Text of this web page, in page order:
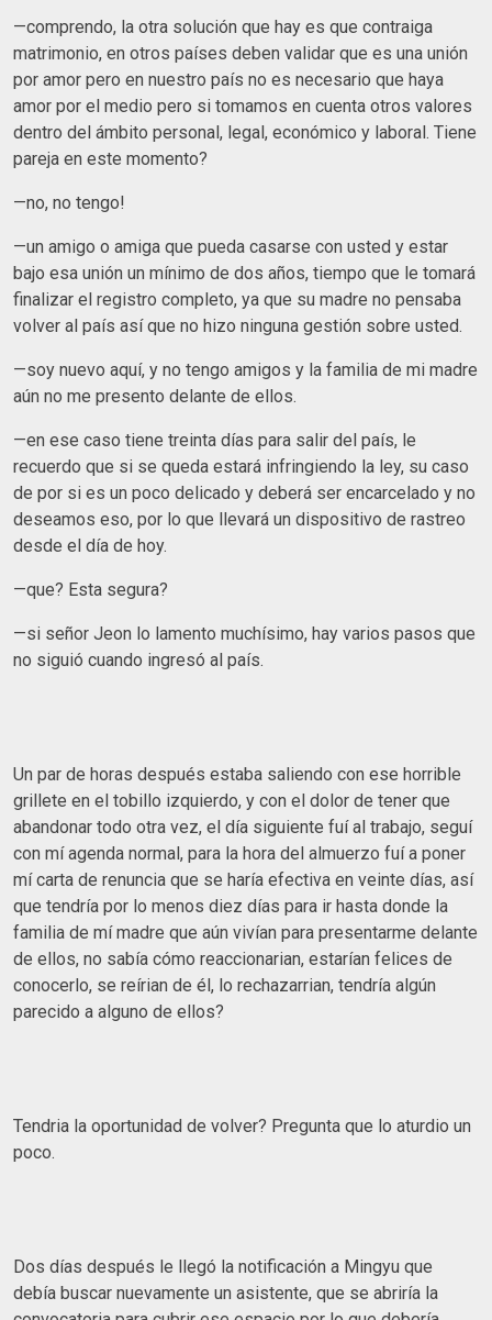
—comprendo, la otra solución que hay es que contraiga
matrimonio, en otros países deben validar que es una unión
por amor pero en nuestro país no es necesario que haya
amor por el medio pero si tomamos en cuenta otros valores
dentro del ámbito personal, legal, económico y laboral. Tiene
pareja en este momento?
—no, no tengo!
—un amigo o amiga que pueda casarse con usted y estar
bajo esa unión un mínimo de dos años, tiempo que le tomará
finalizar el registro completo, ya que su madre no pensaba
volver al país así que no hizo ninguna gestión sobre usted.
—soy nuevo aquí, y no tengo amigos y la familia de mi madre
aún no me presento delante de ellos.
—en ese caso tiene treinta días para salir del país, le
recuerdo que si se queda estará infringiendo la ley, su caso
de por si es un poco delicado y deberá ser encarcelado y no
deseamos eso, por lo que llevará un dispositivo de rastreo
desde el día de hoy.
—que? Esta segura?
—si señor Jeon lo lamento muchísimo, hay varios pasos que
no siguió cuando ingresó al país.
Un par de horas después estaba saliendo con ese horrible
grillete en el tobillo izquierdo, y con el dolor de tener que
abandonar todo otra vez, el día siguiente fuí al trabajo, seguí
con mí agenda normal, para la hora del almuerzo fuí a poner
mí carta de renuncia que se haría efectiva en veinte días, así
que tendría por lo menos diez días para ir hasta donde la
familia de mí madre que aún vivían para presentarme delante
de ellos, no sabía cómo reaccionarian, estarían felices de
conocerlo, se reírian de él, lo rechazarrian, tendría algún
parecido a alguno de ellos?
Tendria la oportunidad de volver? Pregunta que lo aturdio un
poco.
Dos días después le llegó la notificación a Mingyu que
debía buscar nuevamente un asistente, que se abriría la